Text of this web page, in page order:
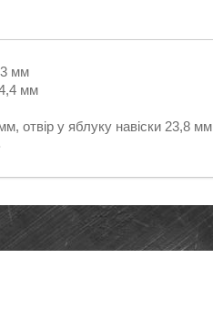
мм
мм
отвір у яблуку навіски 23,8 мм